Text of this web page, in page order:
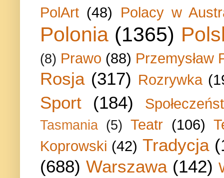
PolArt (48) Polacy w
Polonia (1365)
(8) Prawo (88) Przemysław
Rosja (317) Rozrywka
Sport (184)
Tasmania (5) Teatr (106)
Koprowski (42) Tradycja
(688) Warszawa (142)